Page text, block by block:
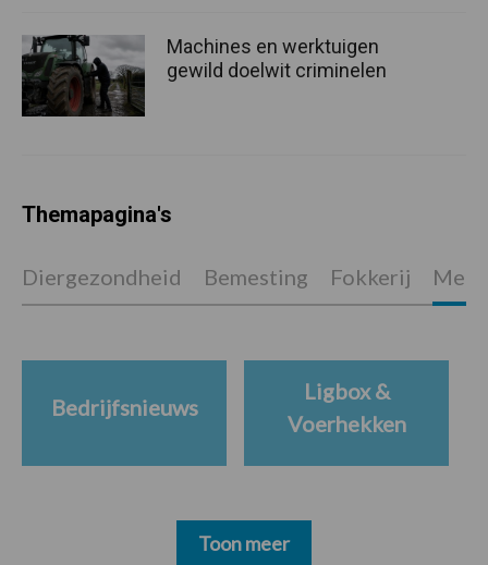
Machines en werktuigen
gewild doelwit criminelen
Themapagina's
Diergezondheid Bemesting Fokkerij
Bedrijfsnieuws
Ligbox &
Voerhekken
Toon meer